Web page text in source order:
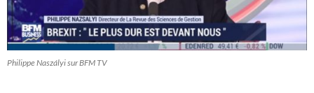
Philippe Naszályi sur BFM TV